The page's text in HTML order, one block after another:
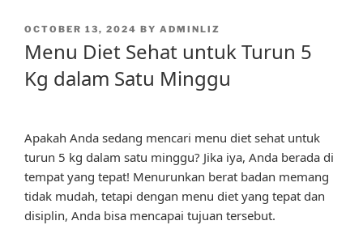
POSTED
OCTOBER 13, 2024 BY ADMINLIZ
Menu Diet Sehat untuk Turun 5
Kg dalam Satu Minggu
Apakah Anda sedang mencari menu diet sehat untuk
turun 5 kg dalam satu minggu? Jika iya, Anda berada di
tempat yang tepat! Menurunkan berat badan memang
tidak mudah, tetapi dengan menu diet yang tepat dan
disiplin, Anda bisa mencapai tujuan tersebut.